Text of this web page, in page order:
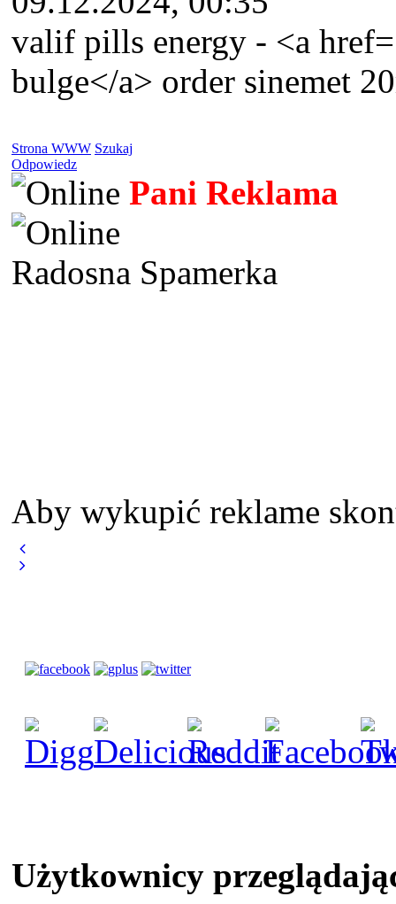
valif pills energy - <a
bulge</a> order sinemet
Strona WWW Szukaj
Odpowiedz
Pani Reklama
Radosna Spamerka
Aby wykupić reklame
Użytkownicy